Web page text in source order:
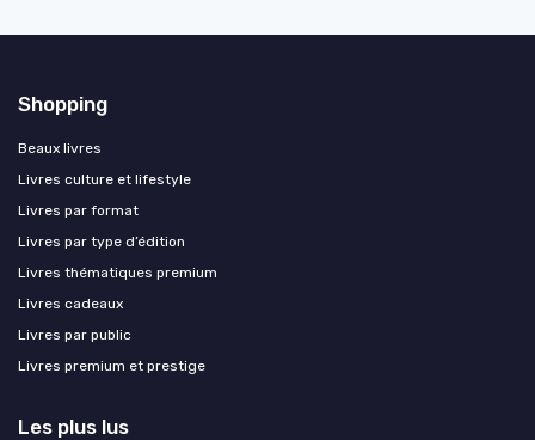
Shopping
Beaux livres
Livres culture et lifestyle
Livres par format
Livres par type d’édition
Livres thématiques premium
Livres cadeaux
Livres par public
Livres premium et prestige
Les plus lus